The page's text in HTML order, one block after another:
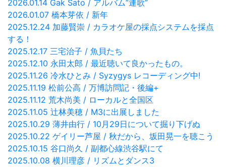
2026.01.14 Gak Sato / アルバム”連歌”
2026.01.07 橋本芽依 / 新年
2025.12.24 加藤賢崇 / カラオケ屋の採点システムを採点
する！
2025.12.17 三宅治子 / 魚貝たち
2025.12.10 永田太郎 / 最近聴いて良かったもの。
2025.11.26 冷水ひとみ / Syzygys レコーディング中!
2025.11.19 松前公高 / 万博訪問記・後編+
2025.11.12 荒木尚美 / ローカルと全国区
2025.11.05 辻林美穂 / M3に出展しました
2025.10.29 薄井由行 / 10月29日について掘り下げぬ
2025.10.22 ゲイリー芦屋 / 秋だから、坂田晃一を聴こう
2025.10.15 谷口尚久 / 副都心線渋谷駅にて
2025.10.08 横川理彦 / リズムとダンス3